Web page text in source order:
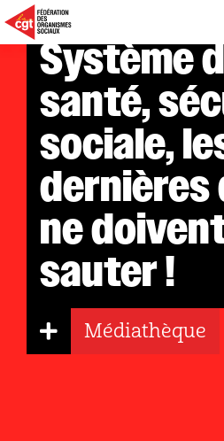
Système de
santé,
sociale,
dernières
ne
sauter !
Médiathèque